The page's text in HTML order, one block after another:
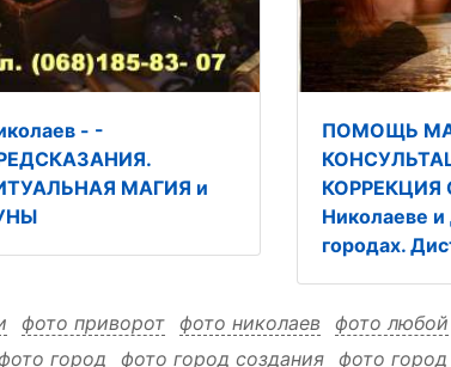
- -
МАГИЯ и
ПОМОЩЬ
КОРРЕКЦИЯ
Николаеве и
городах.
фото приворот фото николаев фото любой
город фото город создания фото